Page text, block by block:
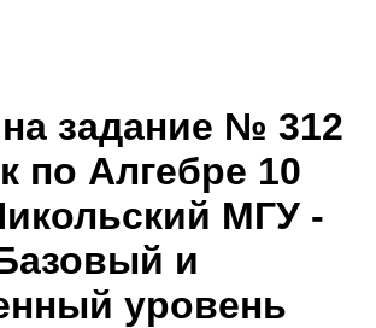
задание № 312
по Алгебре 10
МГУ -
и
уровень